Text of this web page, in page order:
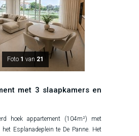
Foto 1 van 21
met 3 slaapkamers en
hoek appartement (104m²) met
Esplanadeplein te De Panne. Het